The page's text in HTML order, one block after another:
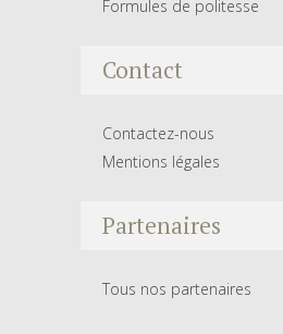
Formules de politesse
Contact
Contactez-nous
Mentions légales
Partenaires
Tous nos partenaires